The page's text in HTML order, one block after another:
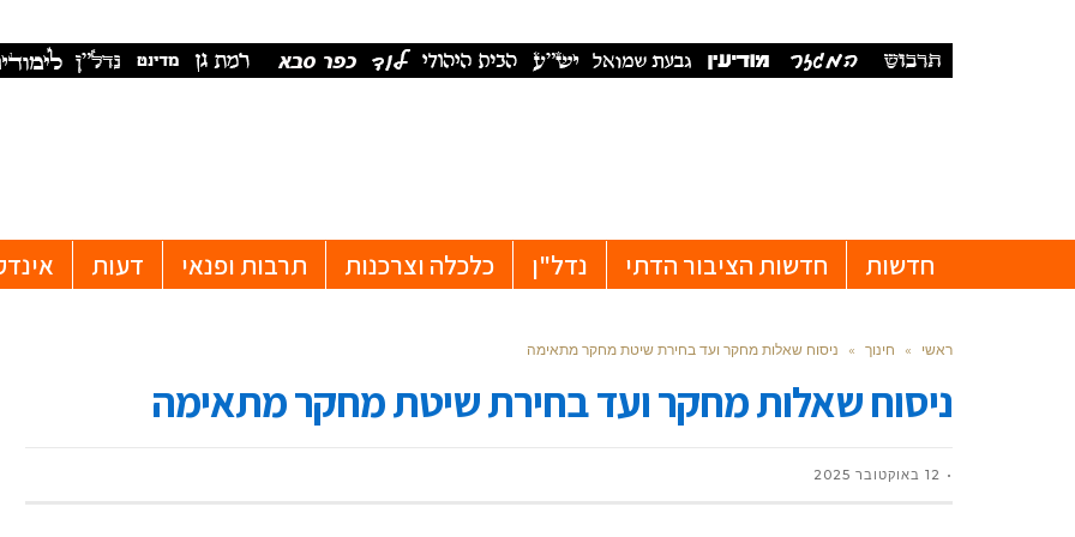
חדשות חדשות הציבור הדתי נדל"ן כלכלה וצרכנות תרבות ופנאי דעות
ראשי » חינוך » ניסוח שאלות מחקר ועד בחירת שיטת מחקר מתאימה
ניסוח שאלות מחקר ועד בחירת שיטת מחקר מתאימה
12 באוקטובר 2025